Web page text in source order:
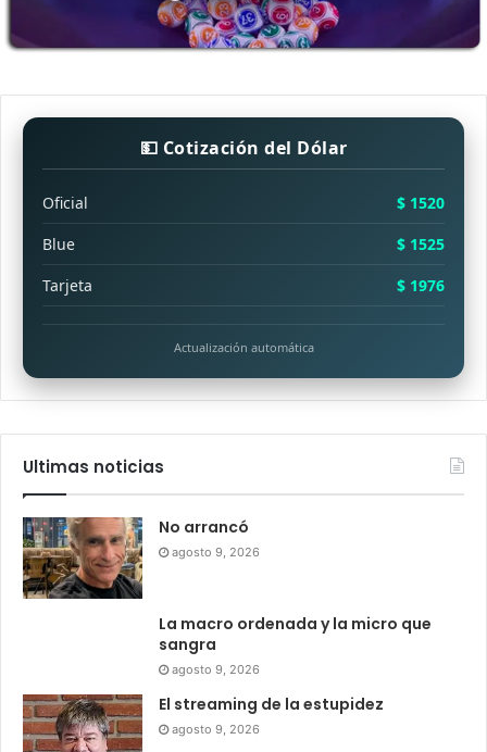
💵 Cotización del Dólar
Oficial
$ 1520
Blue
$ 1525
Tarjeta
$ 1976
Actualización automática
Ultimas noticias
No arrancó
agosto 9, 2026
La macro ordenada y la micro que
sangra
agosto 9, 2026
El streaming de la estupidez
agosto 9, 2026